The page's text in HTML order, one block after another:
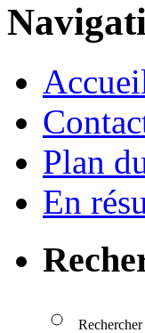
Plan
En
Rechercher